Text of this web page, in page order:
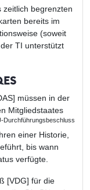
zeitlich begrenzten
bereits im
(soweit
TI unterstützt
müssen in der
Mitgliedstaates
Durchführungsbeschluss
einer Historie,
bis wann
verfügte.
[VDG] für die